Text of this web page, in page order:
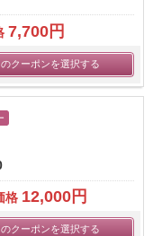
7,700円
のクーポンを選択する
格 12,000円
のクーポンを選択する